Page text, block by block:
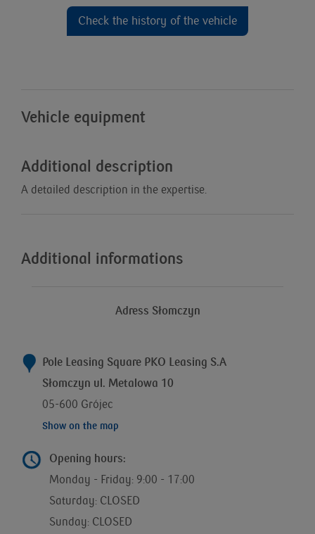
Check the history of the vehicle
Vehicle equipment
Additional description
A detailed description in the expertise.
Additional informations
Adress Słomczyn
Pole Leasing Square PKO Leasing S.A
Słomczyn ul. Metalowa 10
05-600 Grójec
Show on the map
Opening hours:
Monday - Friday: 9:00 - 17:00
Saturday: CLOSED
Sunday: CLOSED